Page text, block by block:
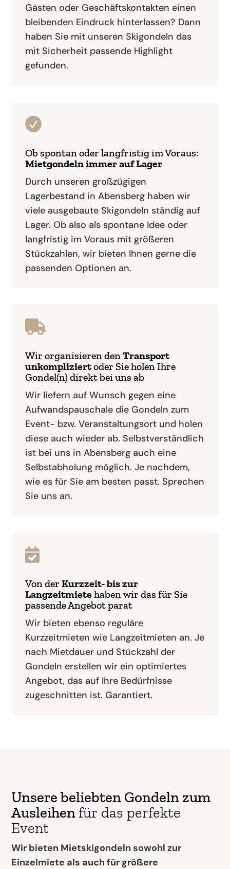
Gästen oder Geschäftskontakten einen
bleibenden Eindruck hinterlassen? Dann
haben Sie mit unseren Skigondeln das
mit Sicherheit passende Highlight
gefunden.

Ob spontan oder langfristig im Voraus:
Mietgondeln immer auf Lager
Durch unseren großzügigen
Lagerbestand in Abensberg haben wir
viele ausgebaute Skigondeln ständig auf
Lager. Ob also als spontane Idee oder
langfristig im Voraus mit größeren
Stückzahlen, wir bieten Ihnen gerne die
passenden Optionen an.

Wir organisieren denTransport
unkompliziertoder Sie holen Ihre
Gondel(n) direkt bei uns ab
Wir liefern auf Wunsch gegen eine
Aufwandspauschale die Gondeln zum
Event- bzw. Veranstaltungsort und holen
diese auch wieder ab. Selbstverständlich
ist bei uns in Abensberg auch eine
Selbstabholung möglich. Je nachdem,
wie es für Sie am besten passt. Sprechen
Sie uns an.

Von derKurzzeit- bis zur
Langzeitmietehaben wir das für Sie
passende Angebot parat
Wir bieten ebenso reguläre
Kurzzeitmieten wie Langzeitmieten an. Je
nach Mietdauer und Stückzahl der
Gondeln erstellen wir ein optimiertes
Angebot, das auf Ihre Bedürfnisse
zugeschnitten ist. Garantiert.
Unsere beliebten Gondeln zum
Ausleihenfür das perfekte
Event
Wir bieten Mietskigondeln sowohl zur
Einzelmiete als auch für größere